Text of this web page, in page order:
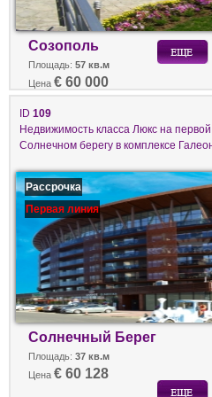
Созополь
Площадь: 57 кв.м
Цена € 60 000
ID 109
Недвижимость класса Люкс на
Солнечном берегу в комплексе
Рассрочка
Первая линия
Солнечный Берег
Площадь: 37 кв.м
Цена € 60 128